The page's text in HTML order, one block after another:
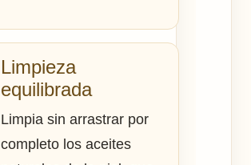
Limpieza
equilibrada
Limpia sin arrastrar por
completo los aceites